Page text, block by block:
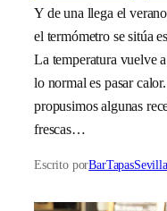
Y de una llega el
el termómetro se sitúa
La temperatura vuelve
lo normal es pasar
propusimos algunas
frescas…
Escrito porBarTapasSevilla